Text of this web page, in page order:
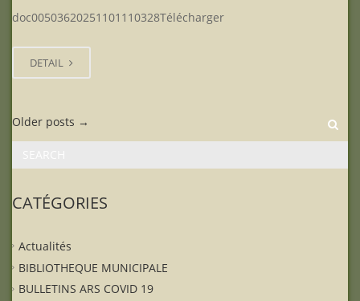
doc00503620251101110328Télécharger
DETAIL
Older posts →
CATÉGORIES
Actualités
BIBLIOTHEQUE MUNICIPALE
BULLETINS ARS COVID 19